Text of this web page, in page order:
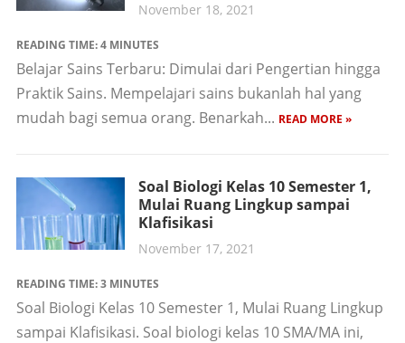
November 18, 2021
READING TIME:4 MINUTES
Belajar Sains Terbaru: Dimulai dari Pengertian hingga
Praktik Sains. Mempelajari sains bukanlah hal yang
mudah bagi semua orang. Benarkah... READ MORE »
Soal Biologi Kelas 10 Semester 1,
Mulai Ruang Lingkup sampai
Klafisikasi
November 17, 2021
READING TIME:3 MINUTES
Soal Biologi Kelas 10 Semester 1, Mulai Ruang Lingkup
sampai Klafisikasi. Soal biologi kelas 10 SMA/MA ini,